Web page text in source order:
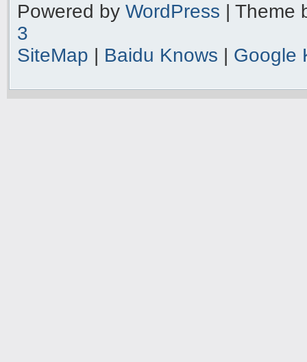
Powered by WordPress | Theme
3
SiteMap | Baidu Knows | Google